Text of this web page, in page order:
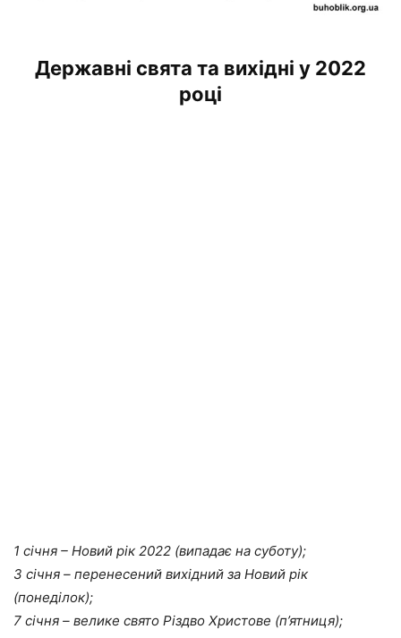
Державні свята та вихідні у 2022
році
1 січня – Новий рік 2022 (випадає на суботу);
3 січня – перенесений вихідний за Новий рік
(понеділок);
7 січня – велике свято Різдво Христoве (п’ятниця);